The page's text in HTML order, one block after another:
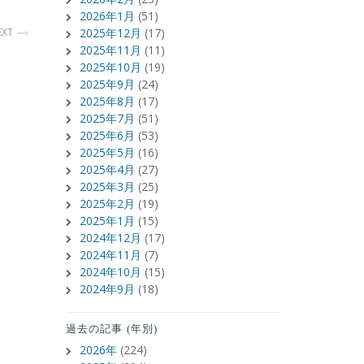
2026年1月 (51)
2025年12月 (17)
2025年11月 (11)
2025年10月 (19)
2025年9月 (24)
2025年8月 (17)
2025年7月 (51)
2025年6月 (53)
2025年5月 (16)
2025年4月 (27)
2025年3月 (25)
2025年2月 (19)
2025年1月 (15)
2024年12月 (17)
2024年11月 (7)
2024年10月 (15)
2024年9月 (18)
過去の記事 (年別)
2026年 (224)